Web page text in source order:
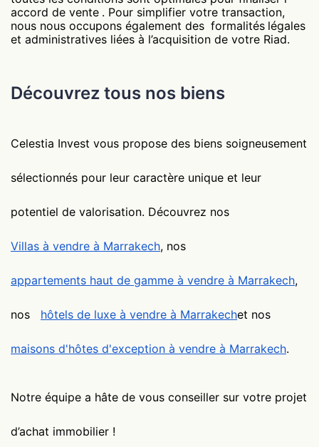
accord de vente . Pour simplifier votre transaction,
nous nous occupons également des formalités légales
et administratives liées à l’acquisition de votre Riad.
Découvrez tous nos biens
Celestia Invest vous propose des biens soigneusement
sélectionnés pour leur caractère unique et leur
potentiel de valorisation. Découvrez nos
Villas à vendre à Marrakech, nos
appartements haut de gamme à vendre à Marrakech,
nos hôtels de luxe à vendre à Marrakechet nos
maisons d'hôtes d'exception à vendre à Marrakech.
Notre équipe a hâte de vous conseiller sur votre projet
d’achat immobilier !